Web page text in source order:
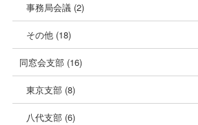
事務局会議 (2)
その他 (18)
同窓会支部 (16)
東京支部 (8)
八代支部 (6)